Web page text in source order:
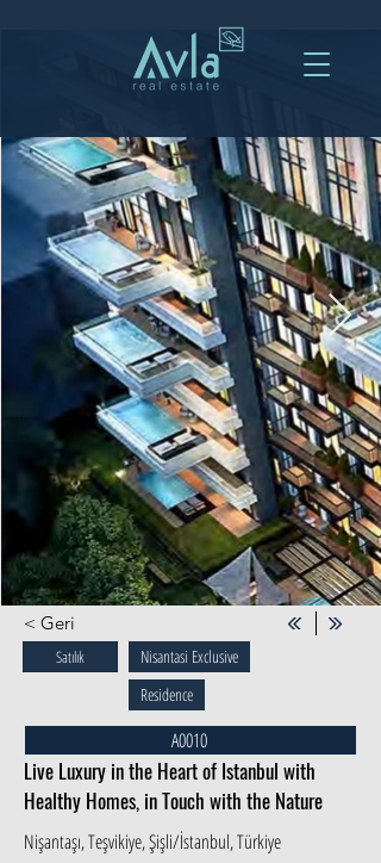
< Geri
Satılık
Nisantasi Exclusive
Residence
A0010
Live Luxury in the Heart of Istanbul with
Healthy Homes, in Touch with the Nature
Nişantaşı, Teşvikiye, Şişli/İstanbul, Türkiye